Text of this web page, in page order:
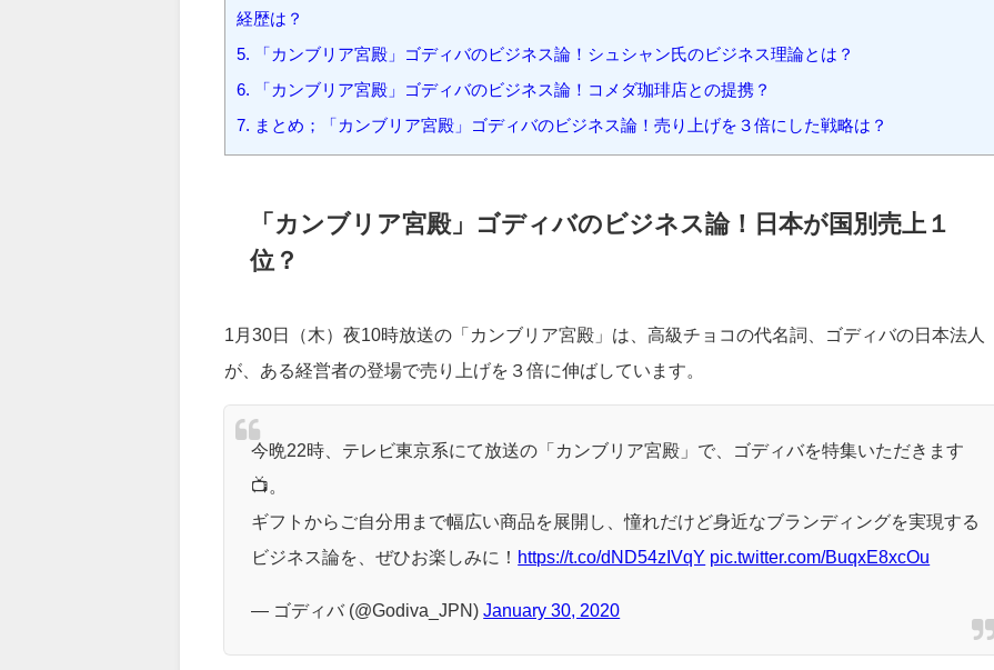
「カンブリア宮殿」ゴディバのビジネス論！コメダ珈琲店との提携？
まとめ；「カンブリア宮殿」ゴディバのビジネス論！売り上げを３倍にした戦略は？
「カンブリア宮殿」ゴディバのビジネス論！日本が国別売上１
位？
1月30日（木）夜10時放送の「カンブリア宮殿」は、高級チョコの代名詞、ゴディバの日本法人
が、ある経営者の登場で売り上げを３倍に伸ばしています。
今晩22時、テレビ東京系にて放送の「カンブリア宮殿」で、ゴディバを特集いただきます
📺。
ギフトからご自分用まで幅広い商品を展開し、憧れだけど身近なブランディングを実現する